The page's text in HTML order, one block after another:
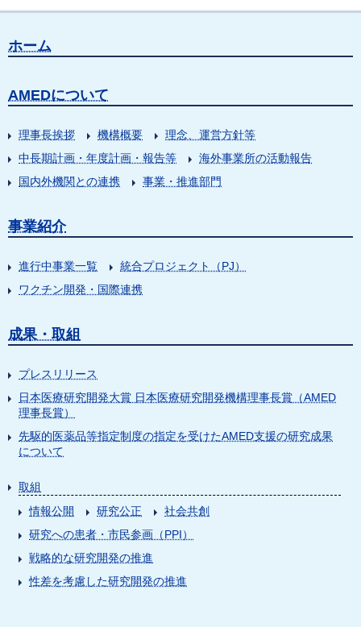
ホーム
AMEDについて
理事長挨拶 機構概要
理念、運営方針等
中長期計画・年度計画・報告等
海外事業所の活動報告
国内外機関との連携
事業・推進部門
事業紹介
進行中事業一覧
統合プロジェクト（PJ）
ワクチン開発・国際連携
成果・取組
プレスリリース
日本医療研究開発大賞 日本医療研究開発機構理事長賞（AMED
理事長賞）
先駆的医薬品等指定制度の指定を受けたAMED支援の研究成果
について
取組
情報公開
研究公正
社会共創
研究への患者・市民参画（PPI）
戦略的な研究開発の推進
性差を考慮した研究開発の推進